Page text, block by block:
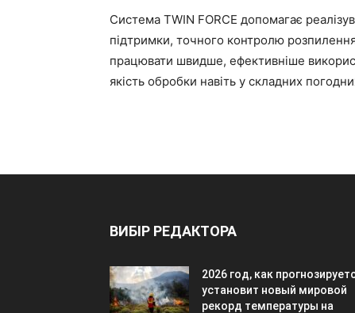
Система TWIN FORCE допомагає
підтримки, точного контролю
працювати швидше, ефективніше
якість обробки навіть у складних
ВИБІР РЕДАКТОРА
2026 год, как
установит новый мировой
рекорд температуры на